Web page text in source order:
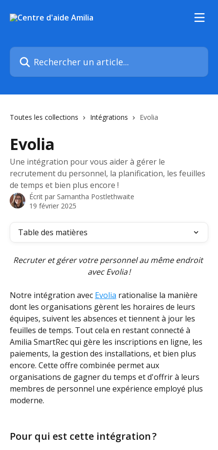
Rechercher un article...
Toutes les collections Intégrations Evolia
Evolia
Une intégration pour vous aider à gérer le
recrutement du personnel, la planification, les feuilles
de temps et bien plus encore !
Écrit par Samantha Postlethwaite
19 février 2025
Table des matières
Recruter et gérer votre personnel au même endroit
avec Evolia !
Notre intégration avec Evolia rationalise la manière
dont les organisations gèrent les horaires de leurs
équipes, suivent les absences et tiennent à jour les
feuilles de temps. Tout cela en restant connecté à
Amilia SmartRec qui gère les inscriptions en ligne, les
paiements, la gestion des installations, et bien plus
encore. Cette offre combinée permet aux
organisations de gagner du temps et d'offrir à leurs
membres de personnel une expérience employé plus
moderne.
Pour qui est cette intégration ?